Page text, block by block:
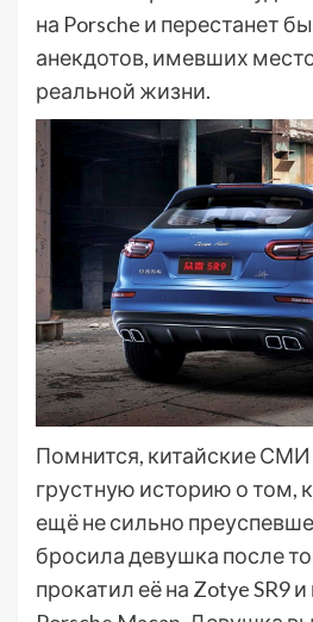
на Porsche и перестанет
анекдотов, имевших
реальной жизни.
Помнится, китайские
грустную историю о том,
ещё не сильно
бросила девушка после
прокатил её на Zotye SR9 и